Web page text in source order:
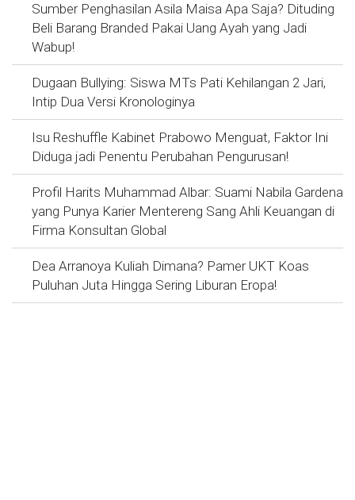
Sumber Penghasilan Asila Maisa Apa Saja? Dituding
Beli Barang Branded Pakai Uang Ayah yang Jadi
Wabup!
Dugaan Bullying: Siswa MTs Pati Kehilangan 2 Jari,
Intip Dua Versi Kronologinya
Isu Reshuffle Kabinet Prabowo Menguat, Faktor Ini
Diduga jadi Penentu Perubahan Pengurusan!
Profil Harits Muhammad Albar: Suami Nabila Gardena
yang Punya Karier Mentereng Sang Ahli Keuangan di
Firma Konsultan Global
Dea Arranoya Kuliah Dimana? Pamer UKT Koas
Puluhan Juta Hingga Sering Liburan Eropa!